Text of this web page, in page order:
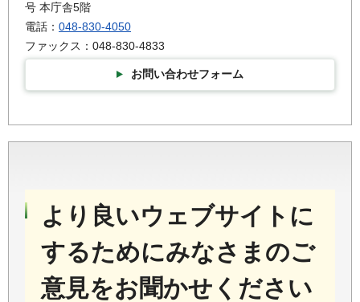
号 本庁舎5階
電話： 048-830-4050
ファックス：048-830-4833
お問い合わせフォーム
より良いウェブサイトに
するためにみなさまのご
意見をお聞かせください